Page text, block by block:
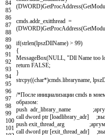
84
85
86
87
88
89
90
91
92
93
94
95
96
97
98
99
100
101
(DWORD)GetProcAddress(
cmds.addr_exitthread =
(DWORD)GetProcAddress(
if(strlen(lpszDllName) > 99)
{
MessageBox(NULL, "Dll Name too
return FALSE;
}
strcpy((char*)cmds.libraryname,
/*После инициализации cmds в
образом:
push adr_library_name
call dword ptr [loadlibrary_adr]
push exit_thread_arg
call dword ptr [exit_thread_adr]